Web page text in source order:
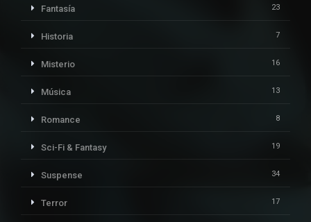
Fantasía 23
Historia 7
Misterio 16
Música 13
Romance 8
Sci-Fi & Fantasy 19
Suspense 34
Terror 17